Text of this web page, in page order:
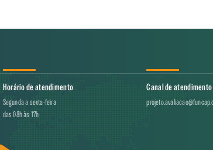
Horário de atendimento
Segunda a sexta-feira
das 08h às 17h
Canal de atendimento